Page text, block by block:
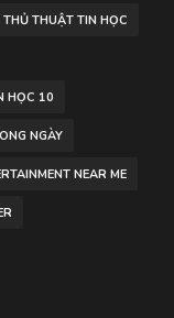
THỦ THUẬT TIN HỌC
HỌC 10
NGÀY
NEAR ME